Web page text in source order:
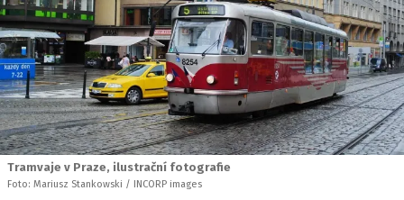
Tramvaje v Praze, ilustrační fotografie
Foto: Mariusz Stankowski / INCORP images